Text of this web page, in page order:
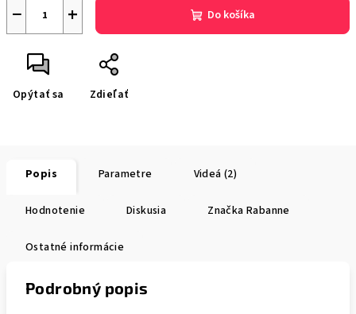
+
− Do košíka
Opýtať sa Zdieľať
Popis Parametre Videá (2)
Hodnotenie Diskusia Značka Rabanne
Ostatné informácie
Podrobný popis